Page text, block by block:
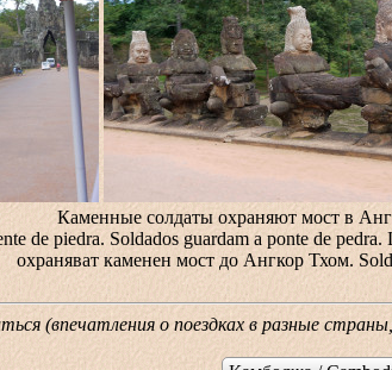
Каменные солдаты охраняют мост в
de piedra. Soldados guardam a ponte de
охраняват каменен мост до Ангкор Тхом.
(впечатления о поездках в разные